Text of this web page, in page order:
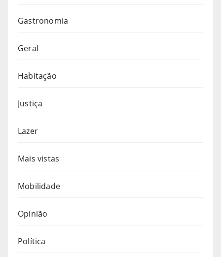
Gastronomia
Geral
Habitação
Justiça
Lazer
Mais vistas
Mobilidade
Opinião
Política